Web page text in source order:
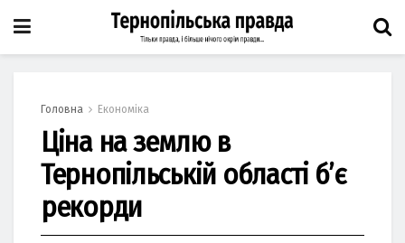
Головна Економіка
Ціна на землю в
Тернопільській області б’є
рекорди